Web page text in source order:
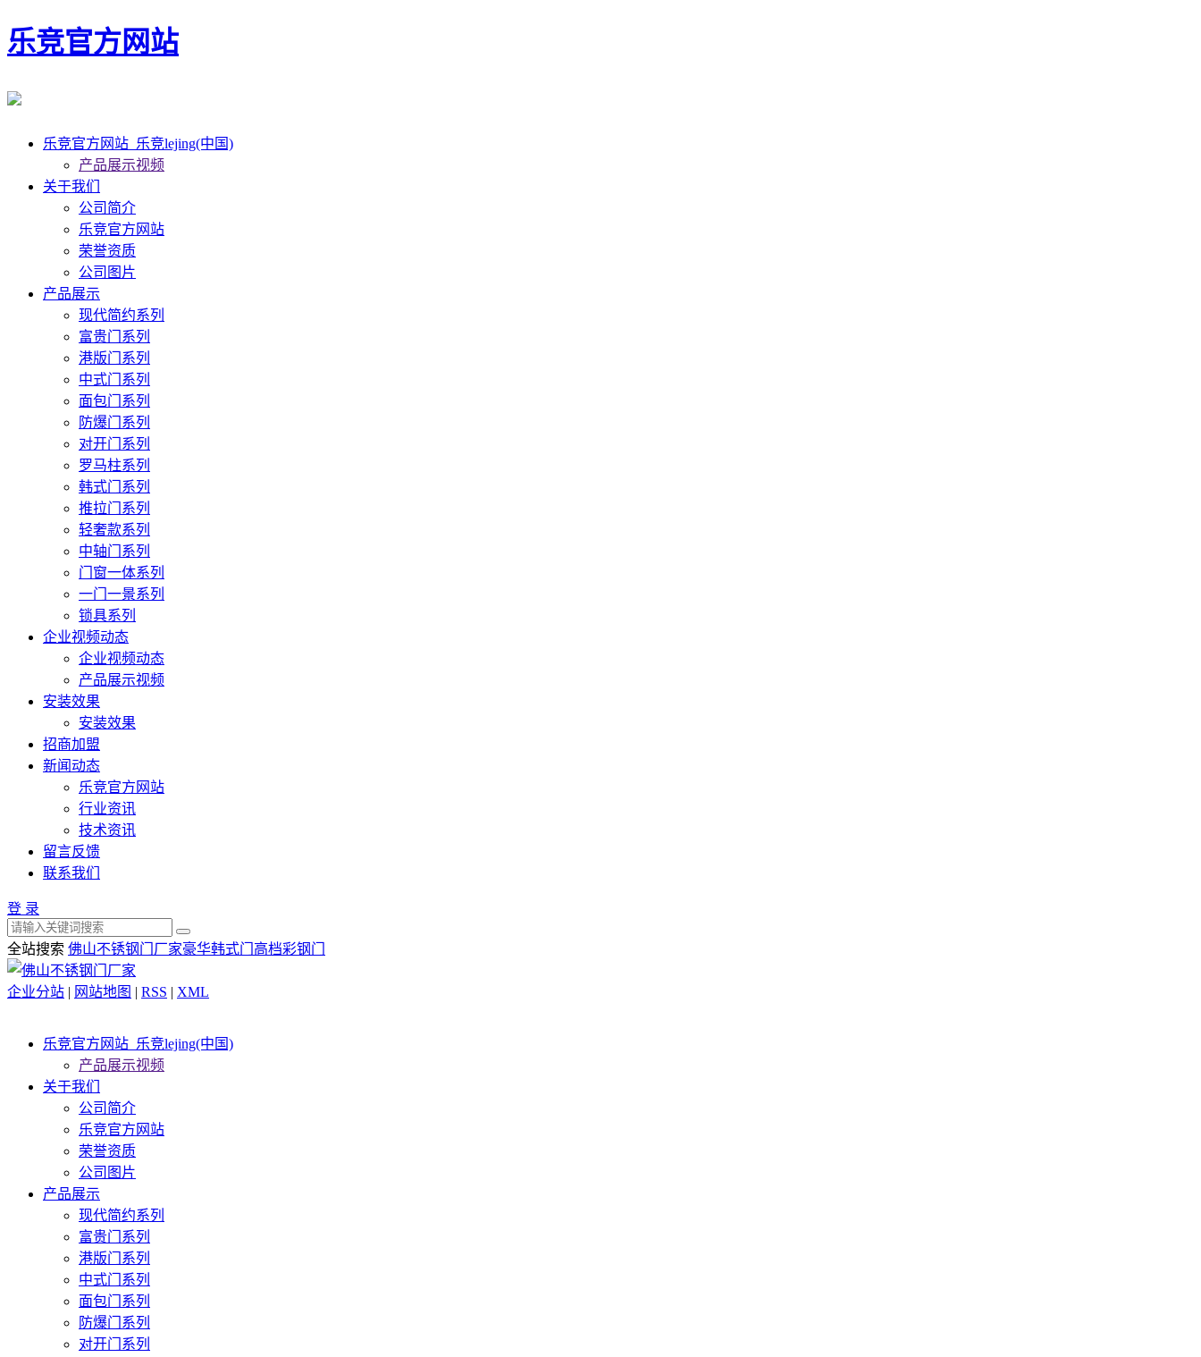
乐竞官方网站
乐竞官方网站_乐竞lejing(中国)
产品展示视频
关于我们
公司简介
乐竞官方网站
荣誉资质
公司图片
产品展示
现代简约系列
富贵门系列
港版门系列
中式门系列
面包门系列
防爆门系列
对开门系列
罗马柱系列
韩式门系列
推拉门系列
轻奢款系列
中轴门系列
门窗一体系列
一门一景系列
锁具系列
企业视频动态
企业视频动态
产品展示视频
安装效果
安装效果
招商加盟
新闻动态
乐竞官方网站
行业资讯
技术资讯
留言反馈
联系我们
登 录
全站搜索 佛山不锈钢门厂家豪华韩式门 高档彩钢门
企业分站 | 网站地图 | RSS | XML
乐竞官方网站_乐竞lejing(中国)
产品展示视频
关于我们
公司简介
乐竞官方网站
荣誉资质
公司图片
产品展示
现代简约系列
富贵门系列
港版门系列
中式门系列
面包门系列
防爆门系列
对开门系列